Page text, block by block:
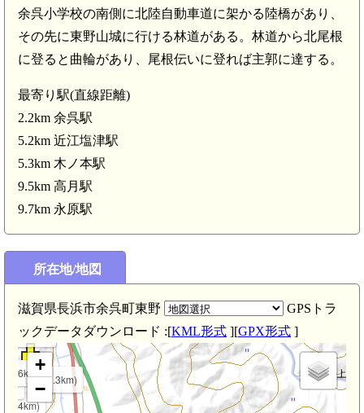
余呉小学校の南側に北陸自動車道に架かる陸橋があり、
その先に東野山城に行ける林道がある。林道から北尾根
に登ると曲輪があり、尾根伝いに登れば主郭に達する。
最寄り駅(直線距離)
2.2km 余呉駅
5.2km 近江塩津駅
5.3km 木ノ本駅
9.5km 高月駅
9.7km 永原駅
所在地/地図
滋賀県長浜市余呉町東野
GPSトラ
ックデータダウンロード :[KML形式 ][GPX形式 ]
林谷山砦(2.3km)
(2.4km)
(2.6km)
砦(2.8km)
+
−